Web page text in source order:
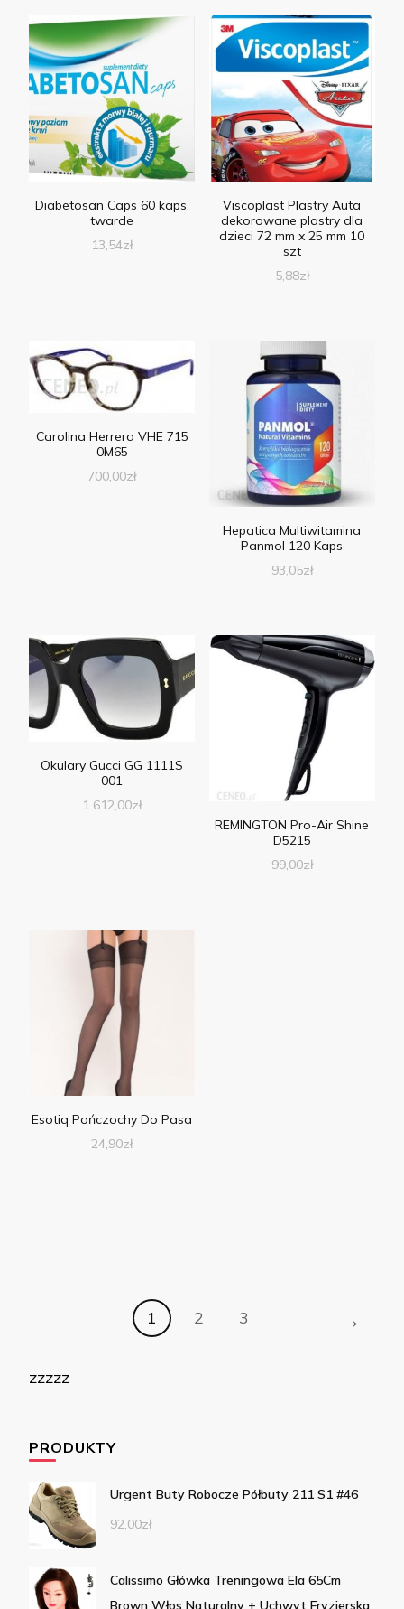
Diabetosan Caps 60 kaps.
twarde
13,54zł
Viscoplast Plastry Auta
dekorowane plastry dla
dzieci 72 mm x 25 mm 10
szt
5,88zł
Carolina Herrera VHE 715
0M65
700,00zł
Hepatica Multiwitamina
Panmol 120 Kaps
93,05zł
Okulary Gucci GG 1111S
001
1 612,00zł
REMINGTON Pro-Air Shine
D5215
99,00zł
Esotiq Pończochy Do Pasa
24,90zł
1 2 3 →
zzzzz
PRODUKTY
Urgent Buty Robocze Półbuty 211 S1 #46
92,00zł
Calissimo Główka Treningowa Ela 65Cm
Brown Włos Naturalny + Uchwyt Fryzjerska